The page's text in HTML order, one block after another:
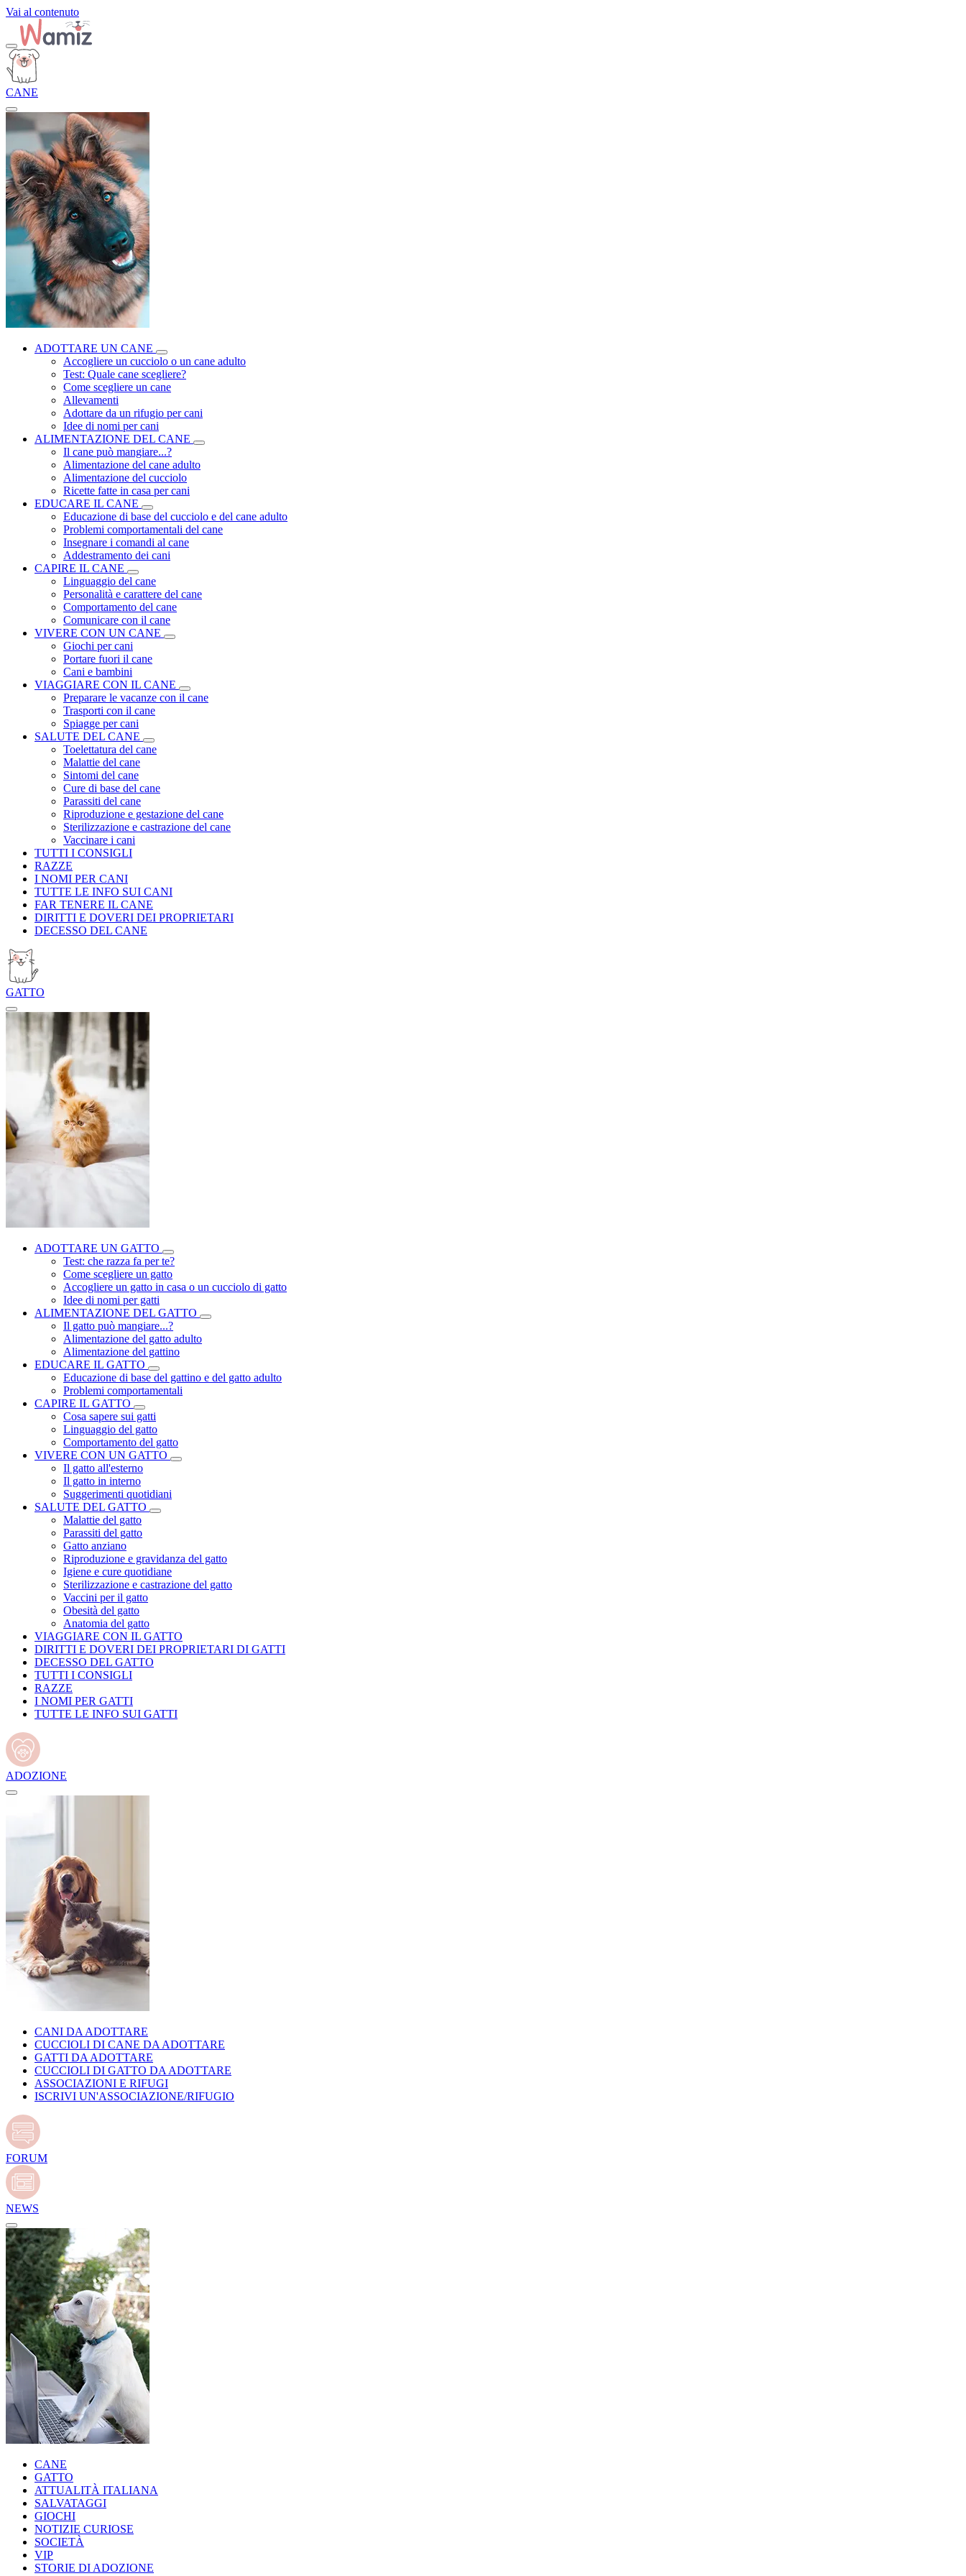
Vai al contenuto
CANE
ADOTTARE UN CANE
Accogliere un cucciolo o un cane adulto
Test: Quale cane scegliere?
Come scegliere un cane
Allevamenti
Adottare da un rifugio per cani
Idee di nomi per cani
ALIMENTAZIONE DEL CANE
Il cane può mangiare...?
Alimentazione del cane adulto
Alimentazione del cucciolo
Ricette fatte in casa per cani
EDUCARE IL CANE
Educazione di base del cucciolo e del cane adulto
Problemi comportamentali del cane
Insegnare i comandi al cane
Addestramento dei cani
CAPIRE IL CANE
Linguaggio del cane
Personalità e carattere del cane
Comportamento del cane
Comunicare con il cane
VIVERE CON UN CANE
Giochi per cani
Portare fuori il cane
Cani e bambini
VIAGGIARE CON IL CANE
Preparare le vacanze con il cane
Trasporti con il cane
Spiagge per cani
SALUTE DEL CANE
Toelettatura del cane
Malattie del cane
Sintomi del cane
Cure di base del cane
Parassiti del cane
Riproduzione e gestazione del cane
Sterilizzazione e castrazione del cane
Vaccinare i cani
TUTTI I CONSIGLI
RAZZE
I NOMI PER CANI
TUTTE LE INFO SUI CANI
FAR TENERE IL CANE
DIRITTI E DOVERI DEI PROPRIETARI
DECESSO DEL CANE
GATTO
ADOTTARE UN GATTO
Test: che razza fa per te?
Come scegliere un gatto
Accogliere un gatto in casa o un cucciolo di gatto
Idee di nomi per gatti
ALIMENTAZIONE DEL GATTO
Il gatto può mangiare...?
Alimentazione del gatto adulto
Alimentazione del gattino
EDUCARE IL GATTO
Educazione di base del gattino e del gatto adulto
Problemi comportamentali
CAPIRE IL GATTO
Cosa sapere sui gatti
Linguaggio del gatto
Comportamento del gatto
VIVERE CON UN GATTO
Il gatto all'esterno
Il gatto in interno
Suggerimenti quotidiani
SALUTE DEL GATTO
Malattie del gatto
Parassiti del gatto
Gatto anziano
Riproduzione e gravidanza del gatto
Igiene e cure quotidiane
Sterilizzazione e castrazione del gatto
Vaccini per il gatto
Obesità del gatto
Anatomia del gatto
VIAGGIARE CON IL GATTO
DIRITTI E DOVERI DEI PROPRIETARI DI GATTI
DECESSO DEL GATTO
TUTTI I CONSIGLI
RAZZE
I NOMI PER GATTI
TUTTE LE INFO SUI GATTI
ADOZIONE
CANI DA ADOTTARE
CUCCIOLI DI CANE DA ADOTTARE
GATTI DA ADOTTARE
CUCCIOLI DI GATTO DA ADOTTARE
ASSOCIAZIONI E RIFUGI
ISCRIVI UN'ASSOCIAZIONE/RIFUGIO
FORUM
NEWS
CANE
GATTO
ATTUALITÀ ITALIANA
SALVATAGGI
GIOCHI
NOTIZIE CURIOSE
SOCIETÀ
VIP
STORIE DI ADOZIONE